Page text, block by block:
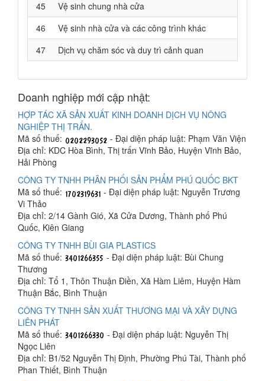
45
Vệ sinh chung nhà cửa
46
Vệ sinh nhà cửa và các công trình khác
47
Dịch vụ chăm sóc và duy trì cảnh quan
Doanh nghiệp mới cập nhật:
HỢP TÁC XÃ SẢN XUẤT KINH DOANH DỊCH VỤ NÔNG
NGHIỆP THỊ TRẤN.
Mã số thuế:
- Đại diện pháp luật: Phạm Văn Viện
Địa chỉ: KDC Hòa Bình, Thị trấn Vĩnh Bảo, Huyện Vĩnh Bảo,
Hải Phòng
CÔNG TY TNHH PHÂN PHỐI SẢN PHẨM PHÚ QUỐC BKT
Mã số thuế:
- Đại diện pháp luật: Nguyễn Trương
Vi Thảo
Địa chỉ: 2/14 Gành Gió, Xã Cửa Dương, Thành phố Phú
Quốc, Kiên Giang
CÔNG TY TNHH BÙI GIA PLASTICS
Mã số thuế:
- Đại diện pháp luật: Bùi Chung
Thương
Địa chỉ: Tổ 1, Thôn Thuận Điền, Xã Hàm Liêm, Huyện Hàm
Thuận Bắc, Bình Thuận
CÔNG TY TNHH SẢN XUẤT THƯƠNG MẠI VÀ XÂY DỰNG
LIÊN PHÁT
Mã số thuế:
- Đại diện pháp luật: Nguyễn Thị
Ngọc Liên
Địa chỉ: B1/52 Nguyễn Thị Định, Phường Phú Tài, Thành phố
Phan Thiết, Bình Thuận